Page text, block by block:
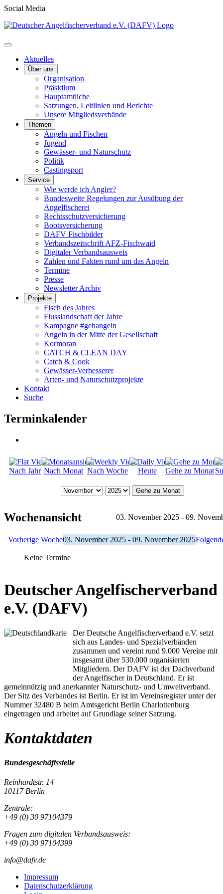
Social Media
Aktuelles
Über uns
Organisation
Präsidium
Hauptamtliche
Satzungen, Leitlinien und Berichte
Unsere Mitgliedsverbände
Themen
Angeln und Fischen
Jugend
Gewässer- und Naturschutz
Politik
Castingsport
Service
Wie werde ich Angler?
Bundesweite Regelungen zur Ausübung der
Angelfischerei
Rechtsschutzversicherung
Bootsversicherung
DAFV Fischbilder
Verbandszeitschrift AFZ-Fischwaid
Digitaler Verbandsausweis
Zahlen und Fakten rund um das Angeln
Termine
Presse
Newsletter Archiv
Projekte
Fisch des Jahres
Flusslandschaft der Jahre
Kampagne #gehangeln
Angeln in der Mitte der Gesellschaft
Kormoran
CATCH & CLEAN DAY
Catch & Cook
Gewässer-Verbesserer
Arten- und Naturschutzprojekte
Kontakt
Suche
Terminkalender
Nach Jahr Nach Monat Nach Woche Heute Gehe zu Monat
Gehe zu Monat
Wochenansicht 03. November 2025 - 09.
Vorherige Woche03. November 2025 - 09. November 2025
Keine Termine
Deutscher Angelfischerverband
e.V. (DAFV)
Der Deutsche Angelfischerverband e.V. setzt
sich aus Landes- und Spezialverbänden
zusammen und vereint rund 9.000 Vereine mit
insgesamt über 530.000 organisierten
Mitgliedern. Der DAFV ist der Dachverband
der Angelfischer in Deutschland. Er ist
gemeinnützig und anerkannter Naturschutz- und Umweltverband.
Der Sitz des Verbandes ist Berlin. Er ist im Vereinsregister unter der
Nummer 32480 B beim Amtsgericht Berlin Charlottenburg
eingetragen und arbeitet auf Grundlage seiner Satzung.
Kontaktdaten
Bundesgeschäftsstelle
Reinhardtstr. 14
10117 Berlin
Zentrale:
+49 (0) 30 97104379
Fragen zum digitalen Verbandsausweis:
+49 (0) 30 97104399
info@dafv.de
Impressum
Datenschutzerklärung